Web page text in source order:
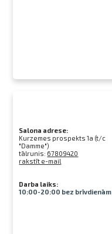
Salona adrese:
Kurzemes prospekts 1a (t/c
"Damme")
tālrunis: 67809420
rakstīt e-mail
Darba laiks:
10:00-20:00 bez brīvdienām